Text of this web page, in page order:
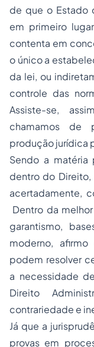
de que o Estado
em primeiro
contenta em
o único a
da lei, ou
controle das
Assiste-se,
chamamos de
produção jurídica
Sendo a matéria
dentro do Direito,
acertadamente,
Dentro da
garantismo,
moderno,
podem resolver
a necessidade
Direito
contrariedade e
Já que a
provas em